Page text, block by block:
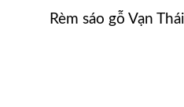
Rèm sáo gỗ Vạn